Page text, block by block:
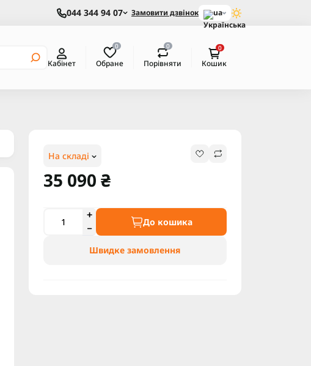
044 344 94 07 Замовити дзвінок ua
Кабінет
0
Обране
0
Порівняти
0
Кошик
На складі
35 090 ₴
До кошика
Швидке замовлення